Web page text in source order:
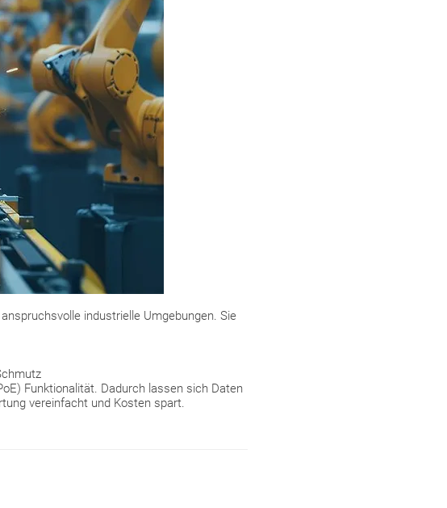
industrielle Umgebungen. Sie
Funktionalität. Dadurch lassen sich Daten
vereinfacht und Kosten spart.